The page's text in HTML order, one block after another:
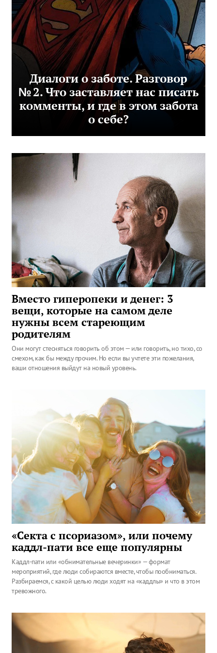
Диалоги о заботе. Разговор
№ 2. Что заставляет нас писать
комменты, и где в этом забота
о себе?
Вместо гиперопеки и денег: 3
вещи, которые на самом деле
нужны всем стареющим
родителям
Они могут стесняться говорить об этом — или говорить, но тихо, со
смехом, как бы между прочим. Но если вы учтете эти пожелания,
ваши отношения выйдут на новый уровень.
«Секта с псориазом», или почему
каддл-пати все еще популярны
Каддл-пати или «обнимательные вечеринки» — формат
мероприятий, где люди собираются вместе, чтобы пообниматься.
Разбираемся, с какой целью люди ходят на «каддлы» и что в этом
тревожного.